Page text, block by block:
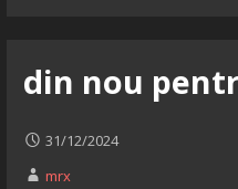
din nou
31/12/2024
mrx